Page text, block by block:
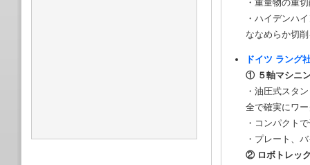
・重量物の重
・ハイデンハ
ななめらか切
ドイツ ラング
① ５軸マシニ
・油圧式スタ
全で確実にワ
・コンパクト
・プレート、
② ロボトレッ